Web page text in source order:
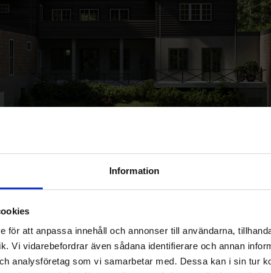
Information
för att anpassa innehåll och annonser till användarna,
Vi vidarebefordrar även sådana identifierare och annan
analysföretag som vi samarbetar med. Dessa kan i sin tur